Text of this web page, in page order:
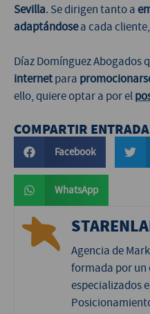
Sevilla. Se dirigen tanto a
adaptándosea cada
Díaz Domínguez Abogados
internetpara
ello, quiere optar a por el
COMPARTIR ENTRADA
Facebook
WhatsApp
Agencia de
formada por un
especializados